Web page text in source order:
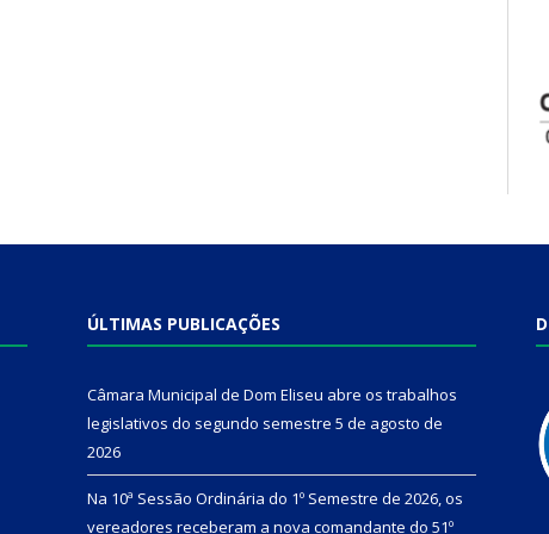
ÚLTIMAS PUBLICAÇÕES
Câmara Municipal de Dom Eliseu abre os trabalhos
legislativos do segundo semestre 5 de agosto de
2026
Na 10ª Sessão Ordinária do 1º Semestre de 2026, os
vereadores receberam a nova comandante do 51º